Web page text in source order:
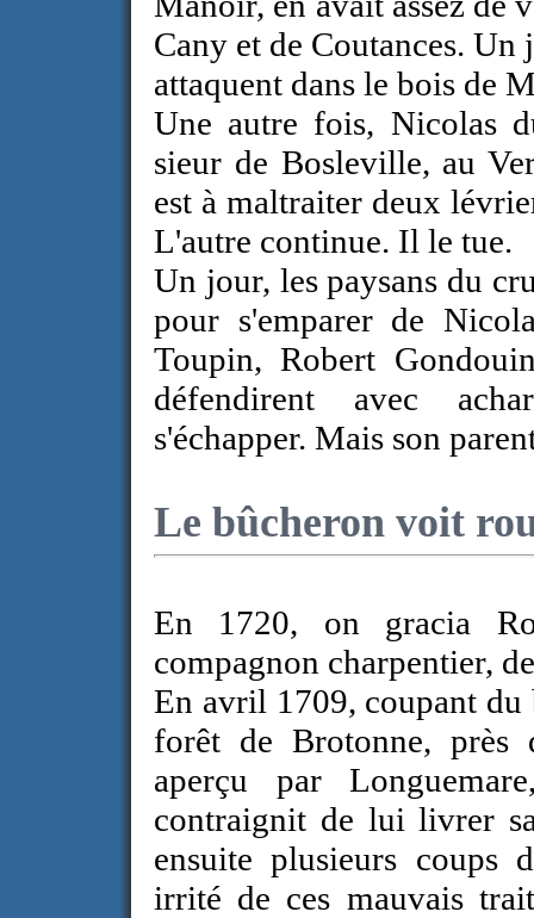
Cany et de Coutances.
attaquent dans le bois de
Une autre fois, Nicolas
sieur de Bosleville, au
est à maltraiter deux
L'autre continue. Il le tue.
Un jour, les paysans du
pour s'emparer de
Toupin, Robert
défendirent avec
s'échapper. Mais son
Le bûcheron voit
En 1720, on gracia
compagnon charpentier,
En avril 1709, coupant du
forêt de Brotonne,
aperçu par
contraignit de lui livrer
ensuite plusieurs coups
irrité de ces mauvais